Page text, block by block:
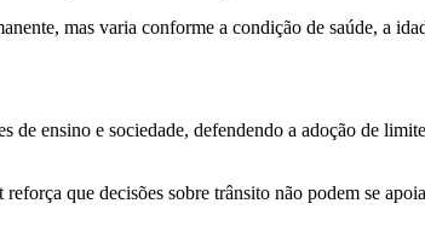
mas varia conforme a condição de saúde, a
de ensino e sociedade, defendendo a adoção de
que decisões sobre trânsito não podem se